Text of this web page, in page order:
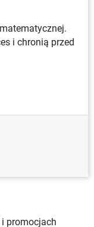
i chronią przed
promocjach